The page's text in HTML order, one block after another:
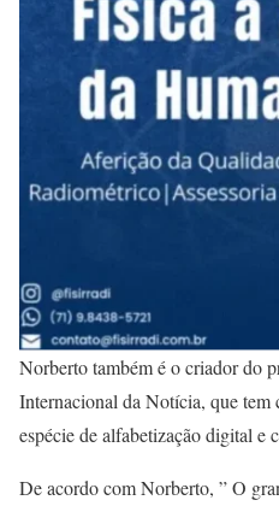
Norberto também é o criador do
Internacional da Notícia, que tem
espécie de alfabetização digital e
De acordo com Norberto, ” O